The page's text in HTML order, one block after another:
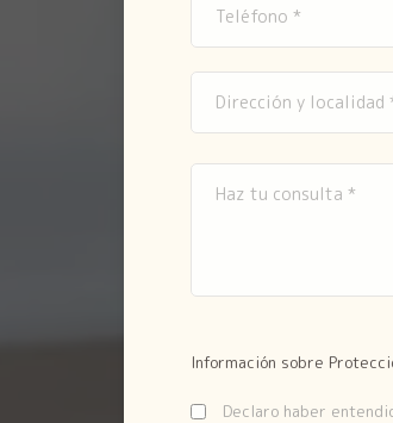
Información sobre
Declaro haber